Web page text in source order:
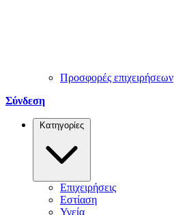
Προσφορές επιχειρήσεων
Σύνδεση
Κατηγορίες
Επιχειρήσεις
Εστίαση
Υγεία